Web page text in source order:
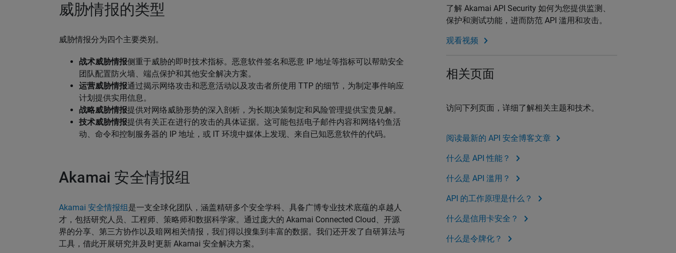
威胁情报的类型
威胁情报分为四个主要类别。
战术威胁情报侧重于威胁的即时技术指标。恶意软件签名和恶意 IP 地址等指标可以帮助安全
团队配置防火墙、端点保护和其他安全解决方案。
运营威胁情报通过揭示网络攻击和恶意活动以及攻击者所使用 TTP 的细节，为制定事件响应
计划提供实用信息。
战略威胁情报提供对网络威胁形势的深入剖析，为长期决策制定和风险管理提供宝贵见解。
技术威胁情报提供有关正在进行的攻击的具体证据。这可能包括电子邮件内容和网络钓鱼活
动、命令和控制服务器的 IP 地址，或 IT 环境中媒体上发现、来自已知恶意软件的代码。
Akamai 安全情报组
Akamai 安全情报组是一支全球化团队，涵盖精研多个安全学科、具备广博专业技术底蕴的卓越人
才，包括研究人员、工程师、策略师和数据科学家。通过庞大的 Akamai Connected Cloud、开源
界的分享、第三方协作以及暗网相关情报，我们得以搜集到丰富的数据。我们还开发了自研算法与
工具，借此开展研究并及时更新 Akamai 安全解决方案。
了解 Akamai API Security 如何为您提供监测、
保护和测试功能，进而防范 API 滥用和攻击。
观看视频
相关页面
访问下列页面，详细了解相关主题和技术。
阅读最新的 API 安全博客文章
什么是 API 性能？
什么是 API 滥用？
API 的工作原理是什么？
什么是信用卡安全？
什么是令牌化？